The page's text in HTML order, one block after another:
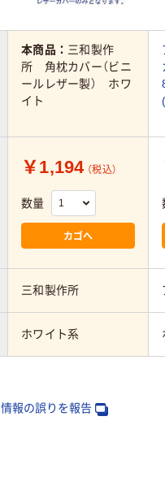
本商品： 三和製作
所 角枕カバー（ビニ
ールレザー製） ホワ
イト
￥1,194 （税込）
数量
カゴへ
三和製作所
ホワイト系
報の誤りを報告